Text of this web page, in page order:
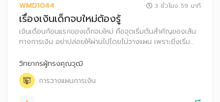
WMD1044 3 ชั่วโมง 59 นาที
เรื่องเงินเด็กจบใหม่ต้องรู้
เงินเดือนก้อนแรกของเด็กจบใหม่ คือจุดเริ่มต้นสำคัญของเส้น
ทางการเงิน อย่าปล่อยให้ผ่านไปโดยไม่วางแผน เพราะยิ่งเริ่ม
รับความเสี่ยงได้สูง
วิทยากรผู้ทรงคุณวุฒิ
การวางแผนการเงิน